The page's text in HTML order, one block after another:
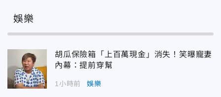
娛樂
胡瓜保險箱「上百萬現金」消失！笑曝寵妻
內幕：提前穿幫
1小時前 娛樂